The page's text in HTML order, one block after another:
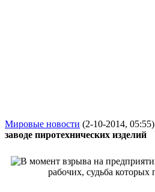
Мировые новости (2-10-2014, 05:55)
заводе пиротехнических изделий